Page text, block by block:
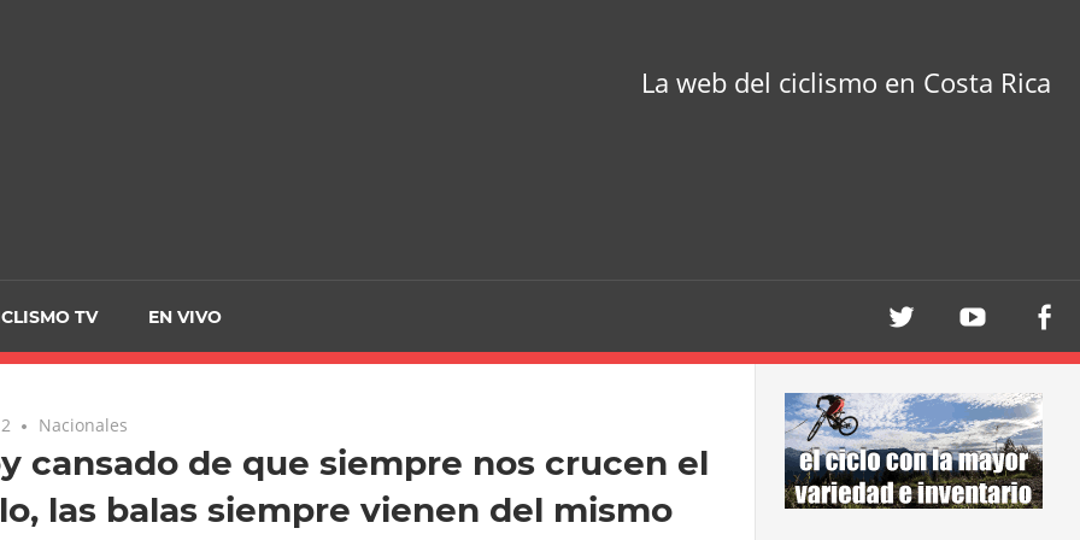
La web del ciclismo en Costa Rica
TV EN VIVO
Nacionales
cansado de que siempre nos crucen el
las balas siempre vienen del mismo